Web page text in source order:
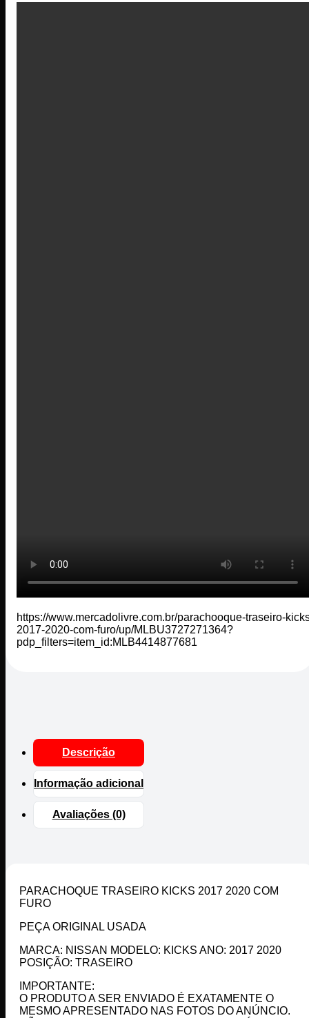
https://www.mercadolivre.com.br/parachooque-traseiro-
2017-2020-com-furo/up/MLBU3727271364?
pdp_filters=item_id:MLB4414877681
Descrição
Informação adicional
Avaliações (0)
PARACHOQUE TRASEIRO KICKS 2017 2020 COM
FURO
PEÇA ORIGINAL USADA
MARCA: NISSAN MODELO: KICKS ANO: 2017 2020
POSIÇÃO: TRASEIRO
IMPORTANTE:
O PRODUTO A SER ENVIADO É EXATAMENTE O
MESMO APRESENTADO NAS FOTOS DO ANÚNCIO.